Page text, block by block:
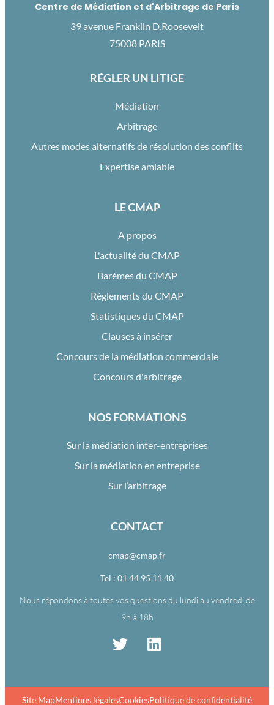
Centre de Médiation et d'Arbitrage de Paris
39 avenue Franklin D.Roosevelt
75008 PARIS
RÉGLER UN LITIGE
Médiation
Arbitrage
Autres modes alternatifs de résolution des conflits
Expertise amiable
LE CMAP
A propos
L'actualité du CMAP
Barèmes du CMAP
Règlements du CMAP
Statistiques du CMAP
Clauses à insérer
Concours de la médiation commerciale
Concours d'arbitrage
NOS FORMATIONS
Sur la médiation inter-entreprises
Sur la médiation en entreprise
Sur l’arbitrage
CONTACT
cmap@cmap.fr
Tel : 01 44 95 11 40
Nous répondons à toutes vos questions du lundi au vendredi de
9h à 18h
Site MapMentions légalesCookiesPolitique de confidentialité